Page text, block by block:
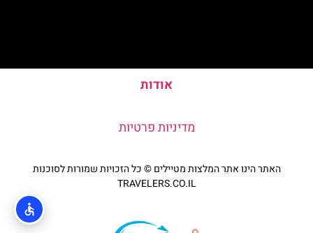
אודות
מדיניות פרטיות
האתר הינו אתר המלצות מטיילים © כל הזכויות שמורות לסוכנות
TRAVELERS.CO.IL